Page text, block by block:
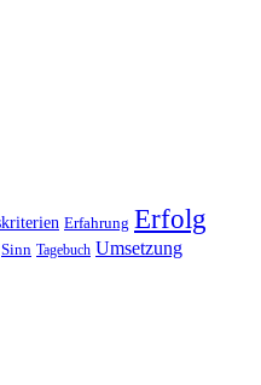
Erfahrung Erfolg
Sinn Tagebuch Umsetzung